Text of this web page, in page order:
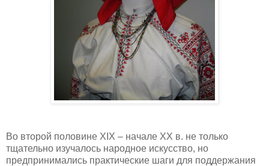
Во второй половине XIX – начале XX в. не только
тщательно изучалось народное искусство, но
предпринимались практические шаги для поддержания